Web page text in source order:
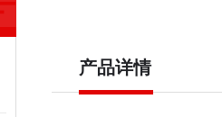
产品详情